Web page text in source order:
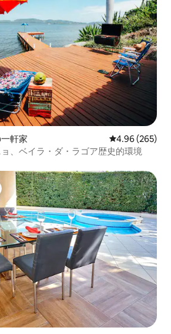
軒家 レビュー265
4.96 (265)
、ベイラ・ダ・ラゴア歴史的環境
イスです。